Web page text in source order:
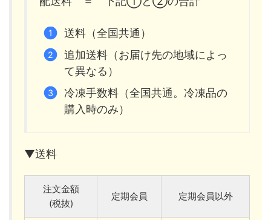
送料（全国共通）
追加送料（お届け先の地域によっ
て異なる）
冷凍手数料（全国共通。冷凍品の
購入時のみ）
▼送料
注文金額
(税抜)
定期会員 定期会員以外